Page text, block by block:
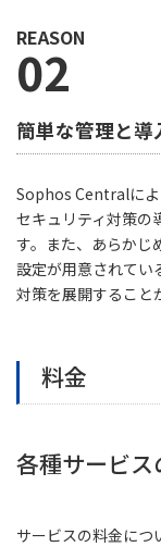
REASON
02
簡単な管理と導
Sophos Centralによ
セキュリティ対策の
す。また、あらかじ
設定が用意されてい
対策を展開すること
料金
各種サービス
サービスの料金につ